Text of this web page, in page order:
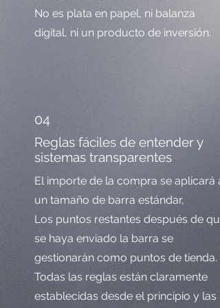
No es plata en papel, ni balanza
digital, ni un producto de inversión.
04
Reglas fáciles de entender y
sistemas transparentes
El importe de la compra se aplicará a
un tamaño de barra estándar,
Los puntos restantes después de que
se haya enviado la barra se
gestionarán como puntos de tienda.
Todas las reglas están claramente
establecidas desde el principio y las